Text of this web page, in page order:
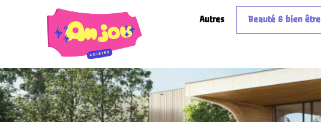
Autres Beauté & bien être